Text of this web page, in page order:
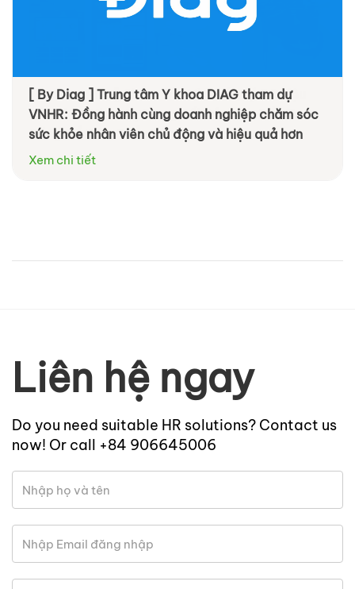
[ By Diag ] Trung tâm Y khoa DIAG tham dự
VNHR: Đồng hành cùng doanh nghiệp chăm sóc
sức khỏe nhân viên chủ động và hiệu quả hơn
Xem chi tiết
Liên hệ ngay
Do you need suitable HR solutions? Contact us
now! Or call +84 906645006